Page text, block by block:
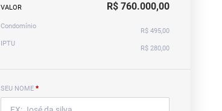
VALOR R$ 760.000,00
Condomínio
R$ 495,00
IPTU
R$ 280,00
SEU NOME *